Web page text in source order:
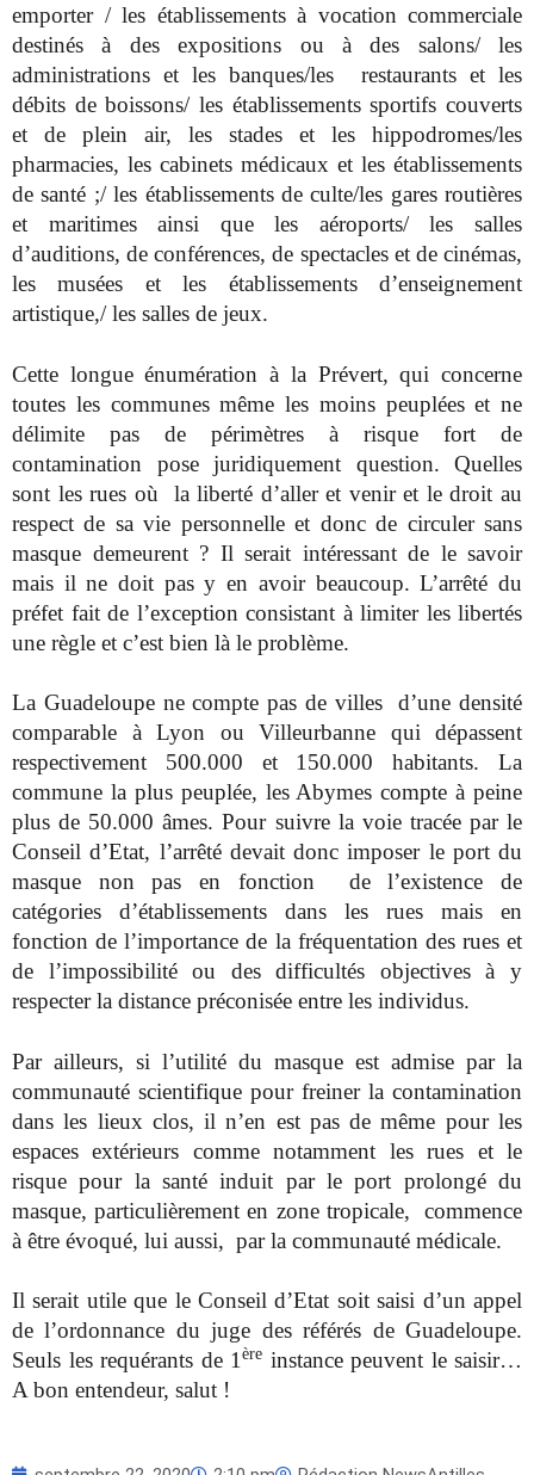
emporter / les établissements à vocation commerciale
destinés à des expositions ou à des salons/ les
administrations et les banques/les restaurants et les
débits de boissons/ les établissements sportifs couverts
et de plein air, les stades et les hippodromes/les
pharmacies, les cabinets médicaux et les établissements
de santé ;/ les établissements de culte/les gares routières
et maritimes ainsi que les aéroports/ les salles
d’auditions, de conférences, de spectacles et de cinémas,
les musées et les établissements d’enseignement
artistique,/ les salles de jeux.
Cette longue énumération à la Prévert, qui concerne
toutes les communes même les moins peuplées et ne
délimite pas de périmètres à risque fort de
contamination pose juridiquement question. Quelles
sont les rues où la liberté d’aller et venir et le droit au
respect de sa vie personnelle et donc de circuler sans
masque demeurent ? Il serait intéressant de le savoir
mais il ne doit pas y en avoir beaucoup. L’arrêté du
préfet fait de l’exception consistant à limiter les libertés
une règle et c’est bien là le problème.
La Guadeloupe ne compte pas de villes d’une densité
comparable à Lyon ou Villeurbanne qui dépassent
respectivement 500.000 et 150.000 habitants. La
commune la plus peuplée, les Abymes compte à peine
plus de 50.000 âmes. Pour suivre la voie tracée par le
Conseil d’Etat, l’arrêté devait donc imposer le port du
masque non pas en fonction de l’existence de
catégories d’établissements dans les rues mais en
fonction de l’importance de la fréquentation des rues et
de l’impossibilité ou des difficultés objectives à y
respecter la distance préconisée entre les individus.
Par ailleurs, si l’utilité du masque est admise par la
communauté scientifique pour freiner la contamination
dans les lieux clos, il n’en est pas de même pour les
espaces extérieurs comme notamment les rues et le
risque pour la santé induit par le port prolongé du
masque, particulièrement en zone tropicale, commence
à être évoqué, lui aussi, par la communauté médicale.
Il serait utile que le Conseil d’Etat soit saisi d’un appel
de l’ordonnance du juge des référés de Guadeloupe.
Seuls les requérants de 1ère instance peuvent le saisir…
A bon entendeur, salut !